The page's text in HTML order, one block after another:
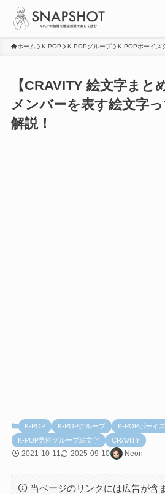
ホーム K-POP K-POPグループ K-POPボーイズ
【CRAVITY 絵文字まと
メンバーを表す絵文字
解説！
K-POP K-POPグループ
K-POPボーイ
K-POP男性グループ絵文字
CRAVITY
2021-10-11 2025-09-10 Neon
当ページのリンクには広告が含